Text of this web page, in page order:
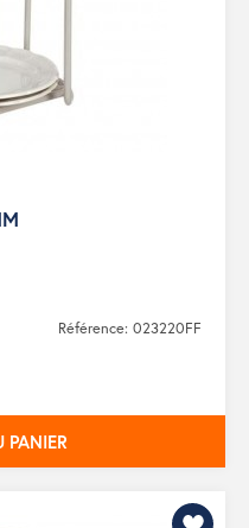
Référence: 023220FF
PANIER